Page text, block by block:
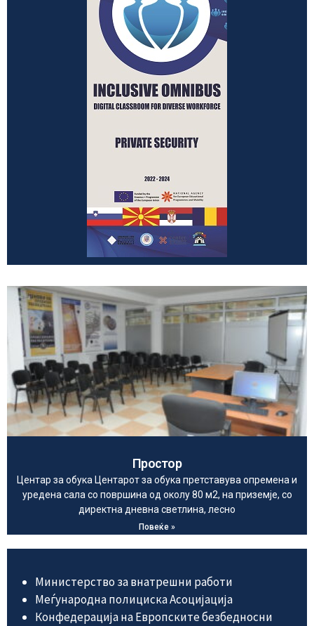
Простор
Центар за обука Центарот за обука претставува опремена и
уредена сала со површина од околу 80 м2, на приземје, со
директна дневна светлина, лесно
Повеќе »
Министерство за внатрешни работи
Меѓународна полициска Асоцијација
Конфедерација на Европските безбедносни